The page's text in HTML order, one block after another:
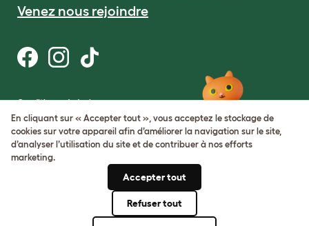
Venez nous rejoindre
Conditions générales
Protection de la vie privée et cookies
Cookie Settings
Plan du site
Numéro de TVA: FR34839369105
Numéro d’immatriculation de
En cliquant sur « Accepter tout », vous acceptez le stockage de
cookies sur votre appareil afin d’améliorer la navigation sur le site,
d’analyser l’utilisation du site et de contribuer à nos efforts
marketing.
Accepter tout
Refuser tout